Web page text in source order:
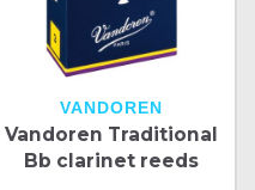
VANDOREN
Vandoren Traditional
Bb clarinet reeds